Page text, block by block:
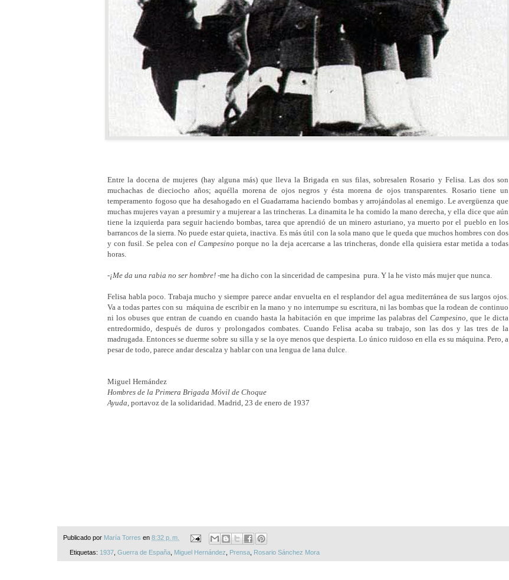
Entre la docena de mujeres (hay alguna más) que lleva la Brigada en sus filas, sobresalen Rosario y Felisa. Las dos son
muchachas de dieciocho años; aquélla morena de ojos negros y ésta morena de ojos transparentes. Rosario tiene un
temperamento fogoso que ha desahogado en el Guadarrama haciendo bombas y arrojándolas al enemigo. Le avergüenza que
muchas mujeres vayan a presumir y a mujerear a las trincheras. La dinamita le ha comido la mano derecha, y ella dice que aún
tiene la izquierda para seguir haciendo bombas, tarea que aprendió de un minero asturiano, ya muerto por el pueblo en los
barrancos de la sierra. No puede estar quieta, inactiva. Es más útil con la sola mano que le queda que muchos hombres con dos
y con fusil. Se pelea conel Campesino porque no la deja acercarse a las trincheras, donde ella quisiera estar metida a todas
horas.
-¡Me da una rabia no ser hombre! -me ha dicho con la sinceridad de campesina pura. Y la he visto más mujer que nunca.
Felisa habla poco. Trabaja mucho y siempre parece andar envuelta en el resplandor del agua mediterránea de sus largos ojos.
Va a todas partes con su máquina de escribir en la mano y no interrumpe su escritura, ni las bombas que la rodean de continuo
ni los obuses que entran de cuando en cuando hasta la habitación en que imprime las palabras del Campesino, que le dicta
entredormido, después de duros y prolongados combates. Cuando Felisa acaba su trabajo, son las dos y las tres de la
madrugada. Entonces se duerme sobre su silla y se la oye menos que despierta. Lo único ruidoso en ella es su máquina. Pero, a
pesar de todo, parece andar descalza y hablar con una lengua de lana dulce.
Miguel Hernández
Hombres de la Primera Brigada Móvil de Choque
Ayuda, portavoz de la solidaridad. Madrid, 23 de enero de 1937
Publicado por María Torres en 8:32 p. m.
Etiquetas: 1937, Guerra de España, Miguel Hernández Prensa, Rosario Sánchez Mora